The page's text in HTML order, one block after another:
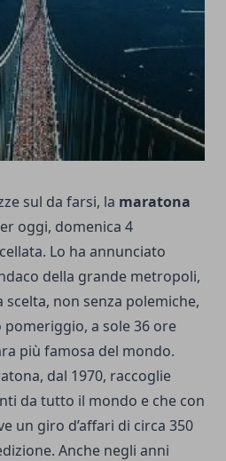
sul da farsi, la maratona
oggi, domenica 4
Lo ha annunciato
della grande metropoli,
scelta, non senza polemiche,
a sole 36 ore
più famosa del mondo.
dal 1970, raccoglie
da tutto il mondo e che con
un giro d’affari di circa 350
Anche negli anni